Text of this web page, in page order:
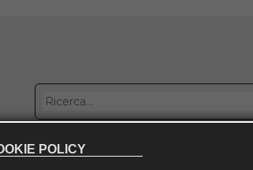
con noi
POLICY